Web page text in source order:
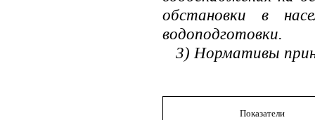
обстановки в
водоподготовки.
3) Нормативы
Показатели